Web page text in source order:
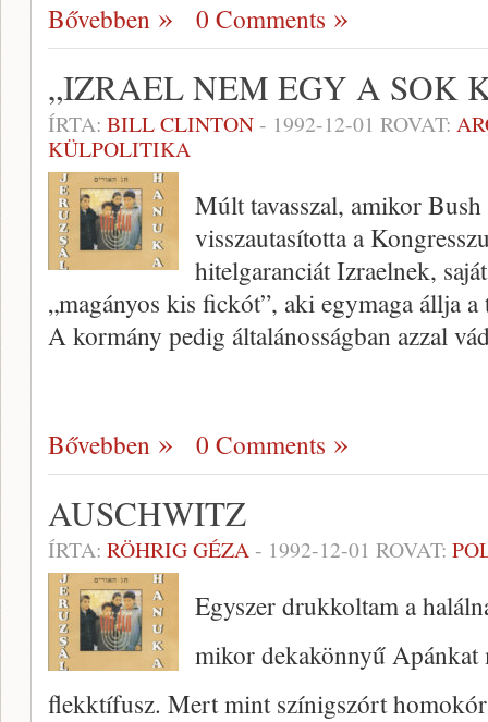
Bővebben 0 Comments
„IZRAEL NEM EGY A SOK
ÍRTA: BILL CLINTON- 1992-12-01 ROVAT:
KÜLPOLITIKA
Múlt tavasszal, amikor
visszautasította a
hitelgaranciát Izraelnek,
„magányos kis fickót”, aki egymaga állja
A kormány pedig általánosságban azzal
Bővebben 0 Comments
AUSCHWITZ
ÍRTA: RÖHRIG GÉZA- 1992-12-01 ROVAT:
Egyszer drukkoltam a
mikor dekakönnyű Apánkat
flekktífusz. Mert mint színigszórt